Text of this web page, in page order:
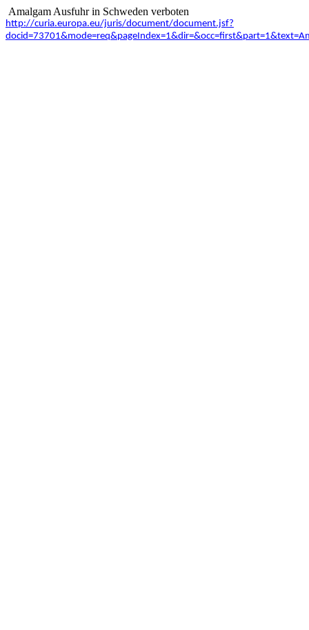
Amalgam Ausfuhr in Schweden verboten
http://curia.europa.eu/juris/document/document.jsf?